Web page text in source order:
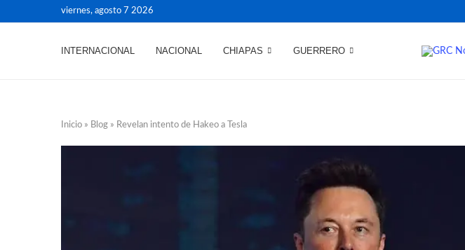
viernes, agosto 7 2026
INTERNACIONAL NACIONAL CHIAPAS GUERRERO
Inicio » Blog » Revelan intento de Hakeo a Tesla